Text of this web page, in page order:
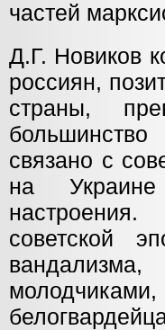
частей
Д.Г. Новиков
россиян,
страны,
связано с
на Украине
советской